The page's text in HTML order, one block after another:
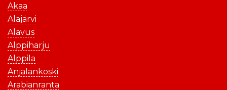
Akaa
Alajärvi
Alavus
Alppiharju
Alppila
Anjalankoski
Arabianranta